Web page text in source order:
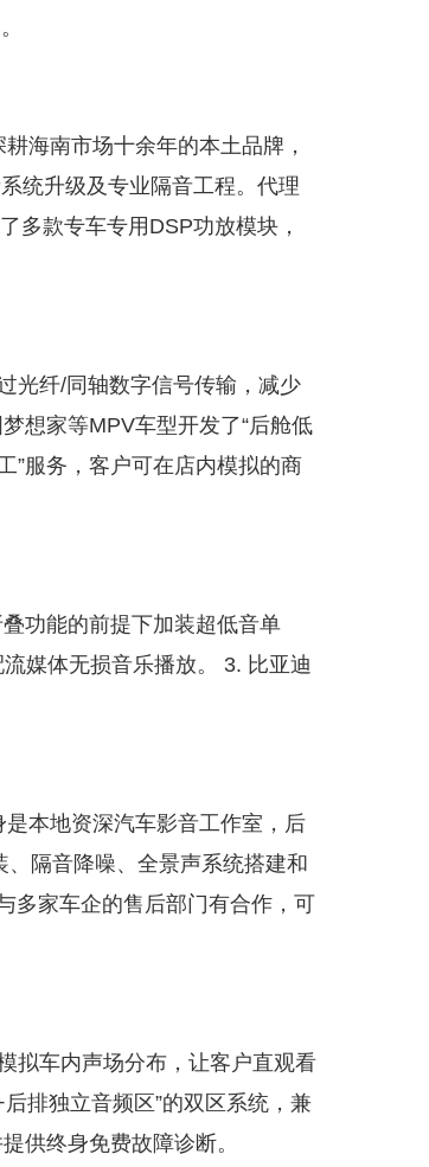
海南市场十余年的本土品牌，
统升级及专业隔音工程。代理
多款专车专用DSP功放模块，
光纤/同轴数字信号传输，减少
想家等MPV车型开发了“后舱低
”服务，客户可在店内模拟的商
功能的前提下加装超低音单
媒体无损音乐播放。 3. 比亚迪
本地资深汽车影音工作室，后
、隔音降噪、全景声系统搭建和
多家车企的售后部门有合作，可
拟车内声场分布，让客户直观看
排独立音频区”的双区系统，兼
供终身免费故障诊断。